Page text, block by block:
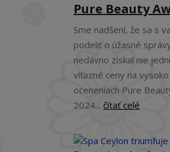
Pure Beauty
Sme nadšení, že sa s
podeliť o úžasné
nedávno získal nie
víťazné ceny na
oceneniach Pure
2024... čítať celé